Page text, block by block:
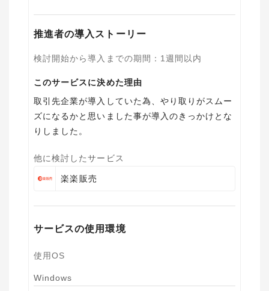
推進者の導入ストーリー
検討開始から導入までの期間 ： 1週間以内
このサービスに決めた理由
取引先企業が導入していた為、やり取りがスムー
ズになるかと思いました事が導入のきっかけとな
りしました。
他に検討したサービス
楽楽販売
サービスの使用環境
使用OS
Windows